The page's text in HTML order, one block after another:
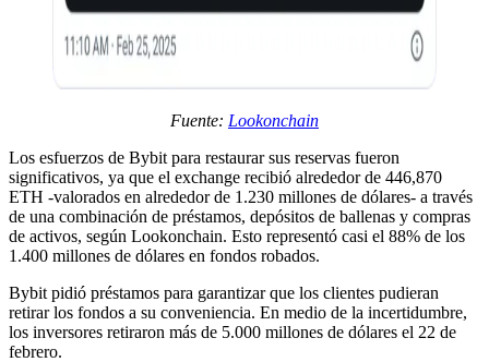
Fuente: Lookonchain
Los esfuerzos de Bybit para restaurar sus reservas fueron
significativos, ya que el exchange recibió alrededor de 446,870
ETH -valorados en alrededor de 1.230 millones de dólares- a través
de una combinación de préstamos, depósitos de ballenas y compras
de activos, según Lookonchain. Esto representó casi el 88% de los
1.400 millones de dólares en fondos robados.
Bybit pidió préstamos para garantizar que los clientes pudieran
retirar los fondos a su conveniencia. En medio de la incertidumbre,
los inversores retiraron más de 5.000 millones de dólares el 22 de
febrero.